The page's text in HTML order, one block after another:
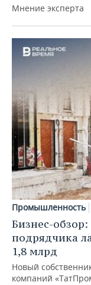
Мнение эксперта
Промышленность
Бизнес-
подрядчика
1,8 млрд
Новый
компаний